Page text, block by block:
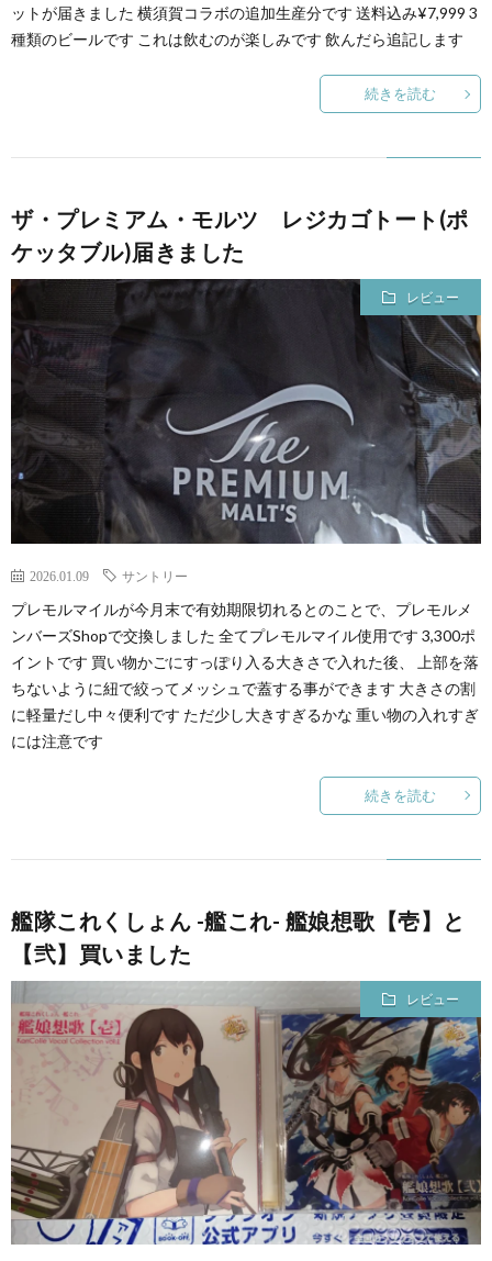
ットが届きました 横須賀コラボの追加生産分です 送料込み¥7,999 3
種類のビールです これは飲むのが楽しみです 飲んだら追記します
続きを読む
ザ・プレミアム・モルツ レジカゴトート(ポ
ケッタブル)届きました
レビュー
2026.01.09 サントリー
プレモルマイルが今月末で有効期限切れるとのことで、プレモルメ
ンバーズShopで交換しました 全てプレモルマイル使用です 3,300ポ
イントです 買い物かごにすっぽり入る大きさで入れた後、 上部を落
ちないように紐で絞ってメッシュで蓋する事ができます 大きさの割
に軽量だし中々便利です ただ少し大きすぎるかな 重い物の入れすぎ
には注意です
続きを読む
艦隊これくしょん -艦これ- 艦娘想歌【壱】と
【弐】買いました
レビュー